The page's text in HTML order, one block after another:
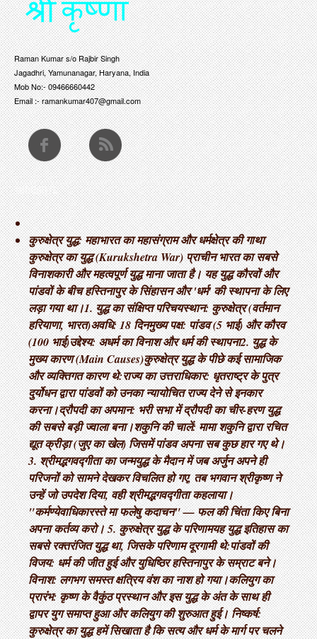
Raman Kumar s/o Rajbir Singh
Jagadhri, Yamunanagar, Haryana, India
Mob No:- 09466660442
Email :- ramankumar407@gmail.com
THOUGHTS
कुरुक्षेत्र युद्ध: महाभारत का महासंग्राम और धर्मक्षेत्र की गाथा ​
कुरुक्षेत्र का युद्ध (Kurukshetra War) प्राचीन भारत का सबसे
विनाशकारी और महत्वपूर्ण युद्ध माना जाता है। यह युद्ध कौरवों और
पांडवों के बीच हस्तिनापुर के सिंहासन और 'धर्म' की स्थापना के लिए
लड़ा गया था। ​1. युद्ध का संक्षिप्त परिचय ​स्थान: कुरुक्षेत्र (वर्तमान
हरियाणा, भारत) ​अवधि: 18 दिन ​मुख्य पक्ष: पांडव (5 भाई) और कौरव
(100 भाई) ​उद्देश्य: अधर्म का विनाश और धर्म की स्थापना ​2. युद्ध के
मुख्य कारण (Main Causes) ​कुरुक्षेत्र युद्ध के पीछे कई सामाजिक
और व्यक्तिगत कारण थे: ​राज्य का उत्तराधिकार: धृतराष्ट्र के पुत्र
दुर्योधन द्वारा पांडवों को उनका न्यायोचित राज्य देने से इनकार
करना। ​द्रौपदी का अपमान: भरी सभा में द्रौपदी का चीर-हरण युद्ध
की सबसे बड़ी ज्वाला बना। ​शकुनि की चालें: मामा शकुनि द्वारा रचित
द्यूत क्रीड़ा (जुए का खेल) जिसमें पांडव अपना सब कुछ हार गए थे। ​
3. श्रीमद्भगवद्गीता का जन्म ​युद्ध के मैदान में जब अर्जुन अपने ही
परिजनों को सामने देखकर विचलित हो गए, तब भगवान श्रीकृष्ण ने
उन्हें जो उपदेश दिया, वही श्रीमद्भगवद्गीता कहलाया। ​
"कर्मण्येवाधिकारस्ते मा फलेषु कदाचन" — फल की चिंता किए बिना
अपना कर्तव्य करो। 5. कुरुक्षेत्र युद्ध के परिणाम ​यह युद्ध इतिहास का
सबसे रक्तरंजित युद्ध था, जिसके परिणाम दूरगामी थे: ​पांडवों की
विजय: धर्म की जीत हुई और युधिष्ठिर हस्तिनापुर के सम्राट बने। ​
विनाश: लगभग समस्त क्षत्रिय वंश का नाश हो गया। ​कलियुग का
प्रारंभ: कृष्ण के वैकुंठ प्रस्थान और इस युद्ध के अंत के साथ ही
द्वापर युग समाप्त हुआ और कलियुग की शुरुआत हुई। निष्कर्ष:
कुरुक्षेत्र का युद्ध हमें सिखाता है कि सत्य और धर्म के मार्ग पर चलने